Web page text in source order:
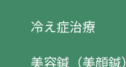
冷え症治療
美容鍼（美顔鍼）